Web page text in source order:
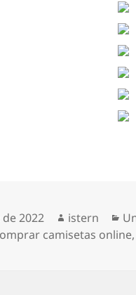
2022 Autor
istern
camisetas online,